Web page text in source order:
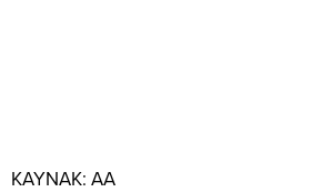
KAYNAK: AA